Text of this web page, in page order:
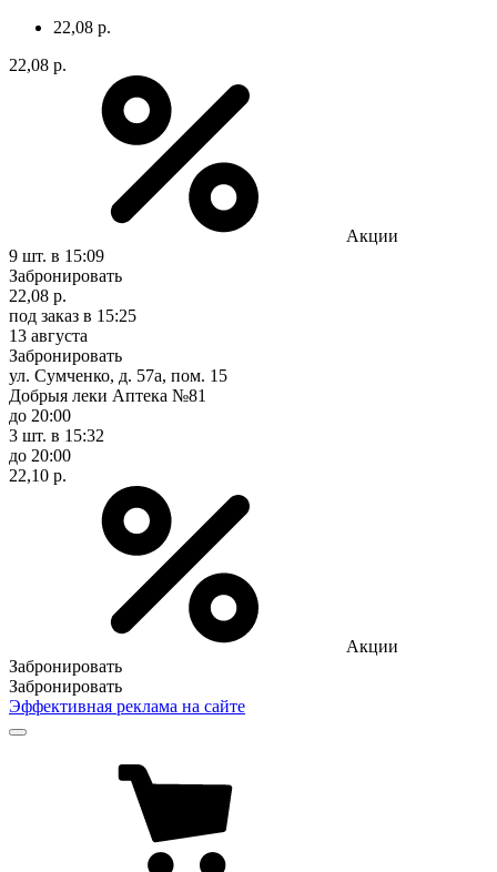
22,08 р.
22,08 р.
Акции
9 шт. в 15:09
Забронировать
22,08 р.
под заказ в 15:25
13 августа
Забронировать
ул. Сумченко, д. 57а, пом. 15
Добрыя леки Аптека №81
до 20:00
3 шт. в 15:32
до 20:00
22,10 р.
Акции
Забронировать
Забронировать
Эффективная реклама на сайте